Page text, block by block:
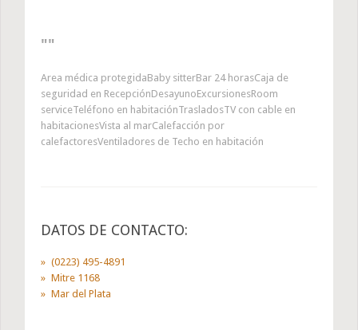
Area médica protegidaBaby sitterBar 24 horasCaja de
seguridad en RecepciónDesayunoExcursionesRoom
serviceTeléfono en habitaciónTrasladosTV con cable en
habitacionesVista al marCalefacción por
calefactoresVentiladores de Techo en habitación
DATOS DE CONTACTO:
(0223) 495-4891
Mitre 1168
Mar del Plata